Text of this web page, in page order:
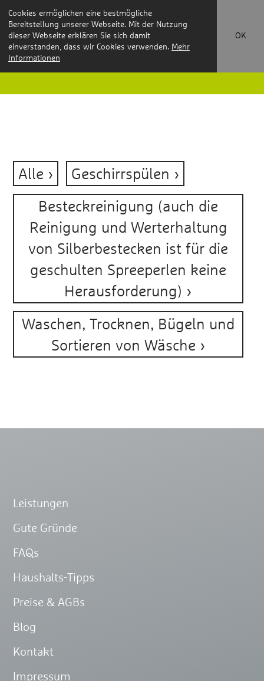
Cookies ermöglichen eine bestmögliche
Bereitstellung unserer Webseite. Mit der Nutzung
dieser Webseite erklären Sie sich damit
einverstanden, dass wir Cookies verwenden. Mehr
Informationen
OK
Alle Geschirrspülen
Besteckreinigung (auch die
Reinigung und Werterhaltung
von Silberbestecken ist für die
geschulten Spreeperlen keine
Herausforderung)
Waschen, Trocknen, Bügeln und
Sortieren von Wäsche
Leistungen
Gute Gründe
FAQs
Haushalts-Tipps
Preise & AGBs
Blog
Kontakt
Impressum